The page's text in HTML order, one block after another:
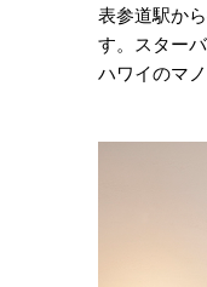
表参道駅か
す。スター
ハワイのマ